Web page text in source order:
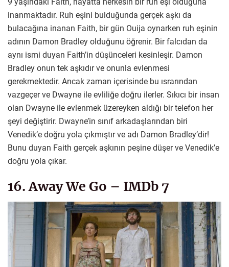
inanmaktadır. Ruh eşini bulduğunda gerçek aşkı da
bulacağına inanan Faith, bir gün Ouija oynarken ruh eşinin
adının Damon Bradley olduğunu öğrenir. Bir falcıdan da
aynı ismi duyan Faith’in düşünceleri kesinleşir. Damon
Bradley onun tek aşkıdır ve onunla evlenmesi
gerekmektedir. Ancak zaman içerisinde bu ısrarından
vazgeçer ve Dwayne ile evliliğe doğru ilerler. Sıkıcı bir insan
olan Dwayne ile evlenmek üzereyken aldığı bir telefon her
şeyi değiştirir. Dwayne’in sınıf arkadaşlarından biri
Venedik’e doğru yola çıkmıştır ve adı Damon Bradley’dir!
Bunu duyan Faith gerçek aşkının peşine düşer ve Venedik’e
doğru yola çıkar.
16. Away We Go – IMDb 7